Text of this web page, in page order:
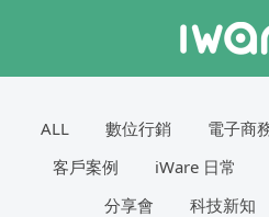
ALL 數位行銷 電子商
客戶案例
iWare 日常
分享會
科技新知